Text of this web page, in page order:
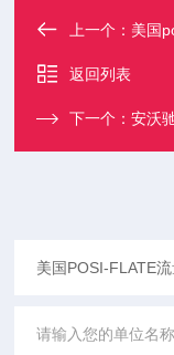
上一个： 美国
返回列表
下一个：安沃